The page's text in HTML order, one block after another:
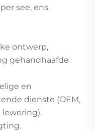
per see, ens.
ontwerp,
gehandhaafde
en
dienste (OEM,
lewering).